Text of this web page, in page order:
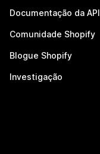
Documentação da API
Comunidade Shopify
Blogue Shopify
Investigação